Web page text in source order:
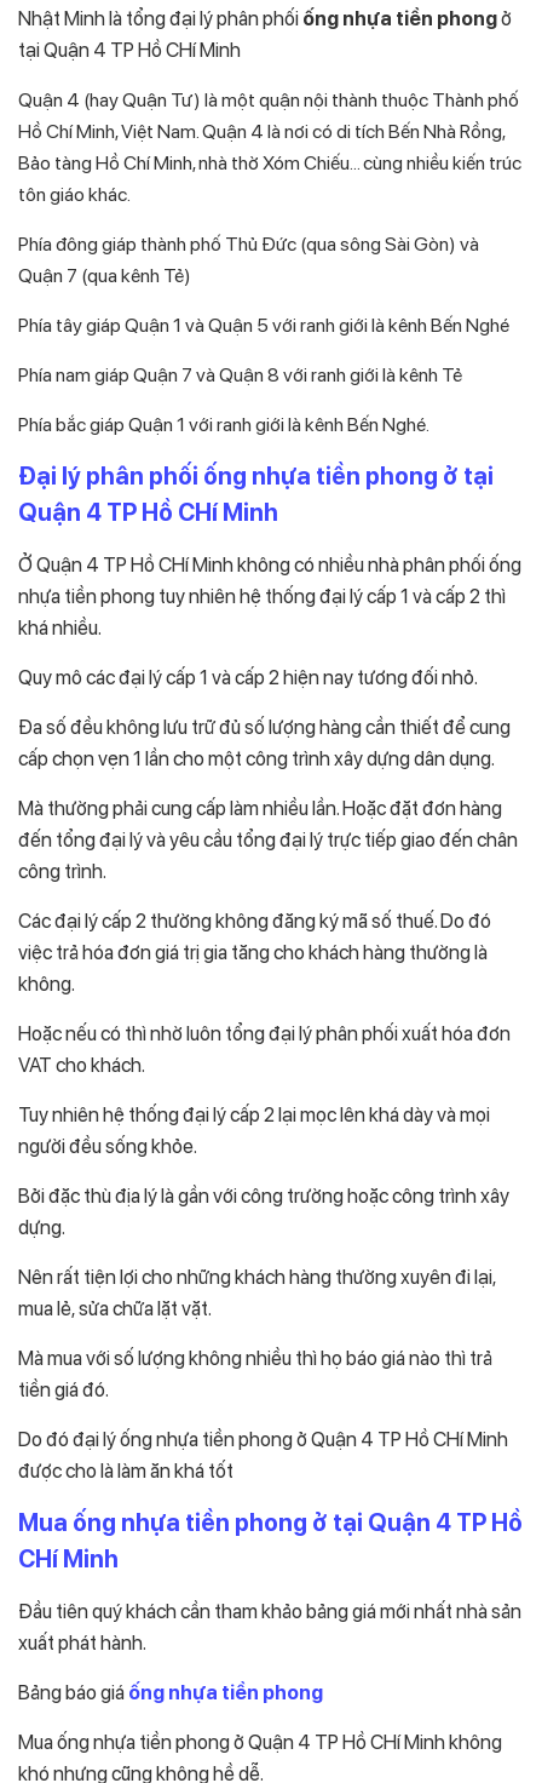
Nhật Minh là tổng đại lý phân phối ống nhựa tiền phongở
tại Quận 4 TP Hồ CHí Minh
Quận 4 (hay Quận Tư) là một quận nội thành thuộc Thành phố
Hồ Chí Minh, Việt Nam. Quận 4 là nơi có di tích Bến Nhà Rồng,
Bảo tàng Hồ Chí Minh, nhà thờ Xóm Chiếu… cùng nhiều kiến trúc
tôn giáo khác.
Phía đông giáp thành phố Thủ Đức (qua sông Sài Gòn) và
Quận 7 (qua kênh Tẻ)
Phía tây giáp Quận 1 và Quận 5 với ranh giới là kênh Bến Nghé
Phía nam giáp Quận 7 và Quận 8 với ranh giới là kênh Tẻ
Phía bắc giáp Quận 1 với ranh giới là kênh Bến Nghé.
Đại lý phân phối ống nhựa tiền phong ở tại
Quận 4 TP Hồ CHí Minh
Ở Quận 4 TP Hồ CHí Minh không có nhiều nhà phân phối ống
nhựa tiền phong tuy nhiên hệ thống đại lý cấp 1 và cấp 2 thì
khá nhiều.
Quy mô các đại lý cấp 1 và cấp 2 hiện nay tương đối nhỏ.
Đa số đều không lưu trữ đủ số lượng hàng cần thiết để cung
cấp chọn vẹn 1 lần cho một công trình xây dựng dân dụng.
Mà thường phải cung cấp làm nhiều lần. Hoặc đặt đơn hàng
đến tổng đại lý và yêu cầu tổng đại lý trực tiếp giao đến chân
công trình.
Các đại lý cấp 2 thường không đăng ký mã số thuế. Do đó
việc trả hóa đơn giá trị gia tăng cho khách hàng thường là
không.
Hoặc nếu có thì nhờ luôn tổng đại lý phân phối xuất hóa đơn
VAT cho khách.
Tuy nhiên hệ thống đại lý cấp 2 lại mọc lên khá dày và mọi
người đều sống khỏe.
Bởi đặc thù địa lý là gần với công trường hoặc công trình xây
dựng.
Nên rất tiện lợi cho những khách hàng thường xuyên đi lại,
mua lẻ, sửa chữa lặt vặt.
Mà mua với số lượng không nhiều thì họ báo giá nào thì trả
tiền giá đó.
Do đó đại lý ống nhựa tiền phong ở Quận 4 TP Hồ CHí Minh
được cho là làm ăn khá tốt
Mua ống nhựa tiền phong ở tại Quận 4 TP Hồ
CHí Minh
Đầu tiên quý khách cần tham khảo bảng giá mới nhất nhà sản
xuất phát hành.
Bảng báo giá ống nhựa tiền phong
Mua ống nhựa tiền phong ở Quận 4 TP Hồ CHí Minh không
khó nhưng cũng không hề dễ.